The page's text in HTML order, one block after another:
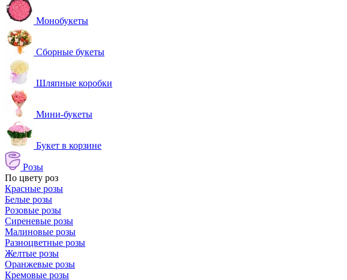
Монобукеты
Сборные букеты
Шляпные коробки
Мини-букеты
Букет в корзине
Розы
По цвету роз
Красные розы
Белые розы
Розовые розы
Сиреневые розы
Малиновые розы
Разноцветные розы
Желтые розы
Оранжевые розы
Кремовые розы